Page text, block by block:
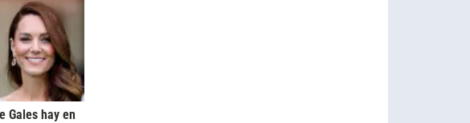
Gales hay en